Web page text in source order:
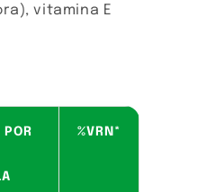
vitamina E
POR
%VRN*